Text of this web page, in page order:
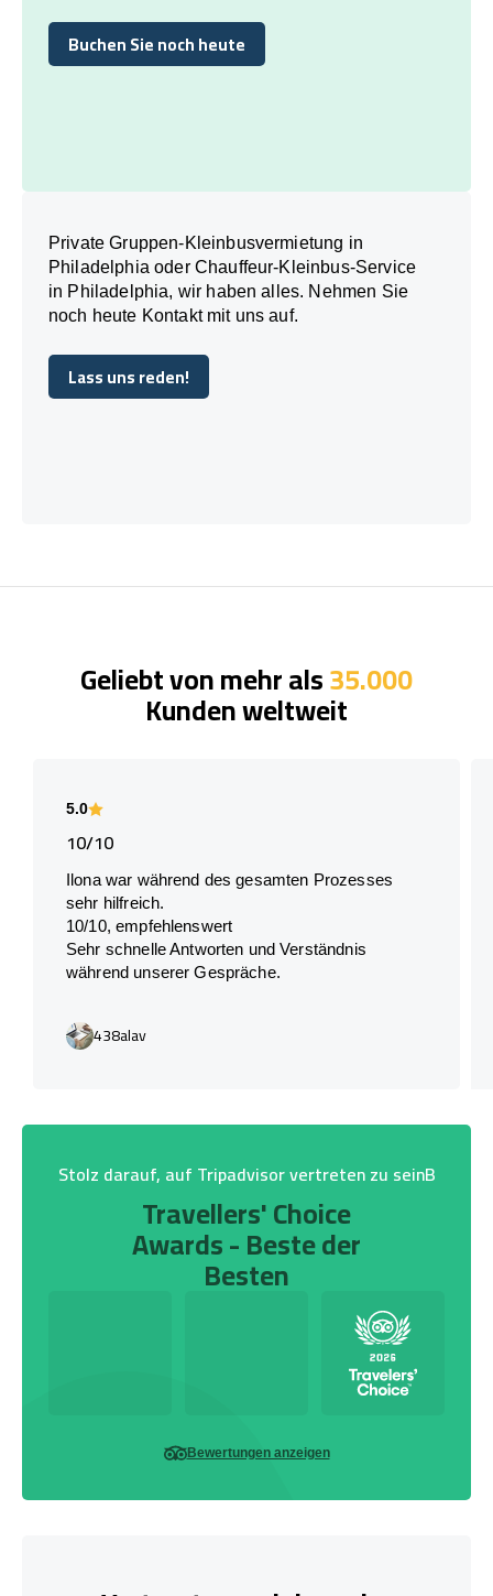
Buchen Sie noch heute
Buchen Sie noch heute
Private Gruppen-Kleinbusvermietung in
Philadelphia oder Chauffeur-Kleinbus-Service
in Philadelphia, wir haben alles. Nehmen Sie
noch heute Kontakt mit uns auf.
Lass uns reden!
Lass uns reden!
Geliebt von mehr als35.000
Kunden weltweit
5.0
10/10
Ilona war während des gesamten Prozesses
sehr hilfreich.
10/10, empfehlenswert
Sehr schnelle Antworten und Verständnis
während unserer Gespräche.
438alav
Stolz darauf, auf Tripadvisor vertreten zu seinB
Travellers' Choice
Awards - Beste der
Besten
Bewertungen anzeigen